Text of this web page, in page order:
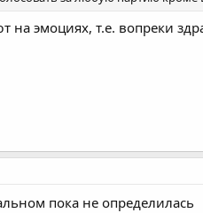
на эмоциях, т.е. вопреки
пока не определилась